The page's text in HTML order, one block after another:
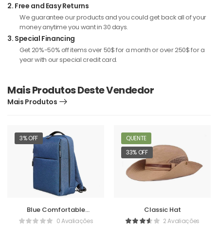
2. Free and Easy Returns
We guarantee our products and you could get back all of your
money anytime you want in 30 days.
3. Special Financing
Get 20%-50% off items over 50$ for a month or over 250$ for a
year with our special credit card.
Mais Produtos Deste Vendedor
Mais Produtos
3% OFF
Blue Comfortable
Satchel0 Avaliações
QUENTE
33% OFF
Classic Hat
2 Avaliações